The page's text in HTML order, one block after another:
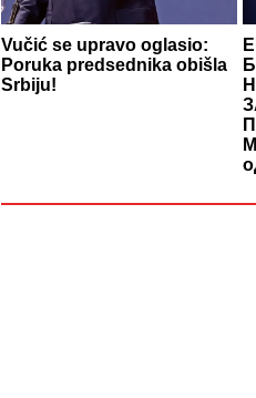
Vučić se upravo oglasio:
Poruka predsednika obišla
Srbiju!